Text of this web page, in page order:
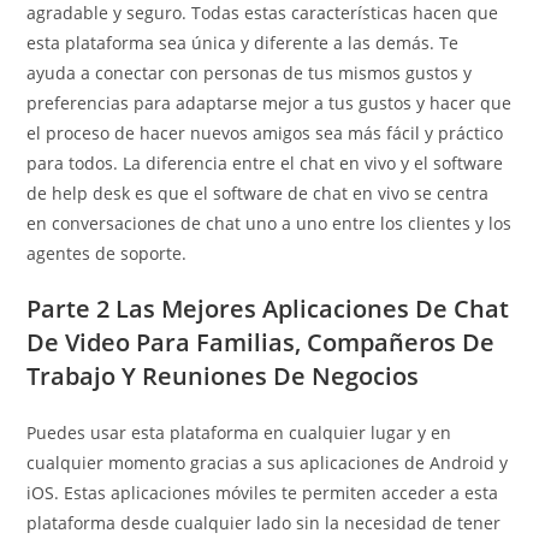
agradable y seguro. Todas estas características hacen que
esta plataforma sea única y diferente a las demás. Te
ayuda a conectar con personas de tus mismos gustos y
preferencias para adaptarse mejor a tus gustos y hacer que
el proceso de hacer nuevos amigos sea más fácil y práctico
para todos. La diferencia entre el chat en vivo y el software
de help desk es que el software de chat en vivo se centra
en conversaciones de chat uno a uno entre los clientes y los
agentes de soporte.
Parte 2 Las Mejores Aplicaciones De Chat
De Video Para Familias, Compañeros De
Trabajo Y Reuniones De Negocios
Puedes usar esta plataforma en cualquier lugar y en
cualquier momento gracias a sus aplicaciones de Android y
iOS. Estas aplicaciones móviles te permiten acceder a esta
plataforma desde cualquier lado sin la necesidad de tener